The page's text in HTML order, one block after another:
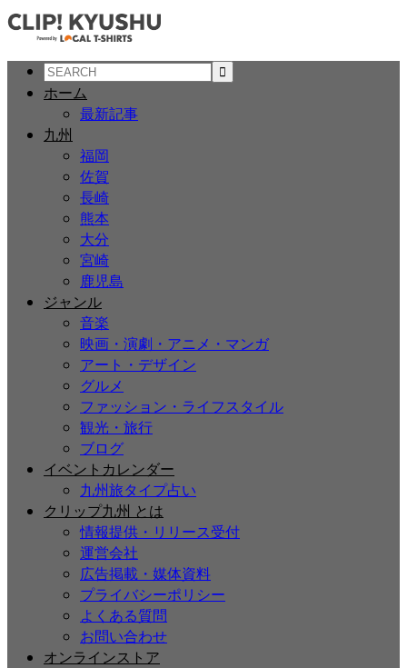
ホーム
最新記事
九州
福岡
佐賀
長崎
熊本
大分
宮崎
鹿児島
ジャンル
音楽
映画・演劇・アニメ・マンガ
アート・デザイン
グルメ
ファッション・ライフスタイル
観光・旅行
ブログ
イベントカレンダー
九州旅タイプ占い
クリップ九州 とは
情報提供・リリース受付
運営会社
広告掲載・媒体資料
プライバシーポリシー
よくある質問
お問い合わせ
オンラインストア